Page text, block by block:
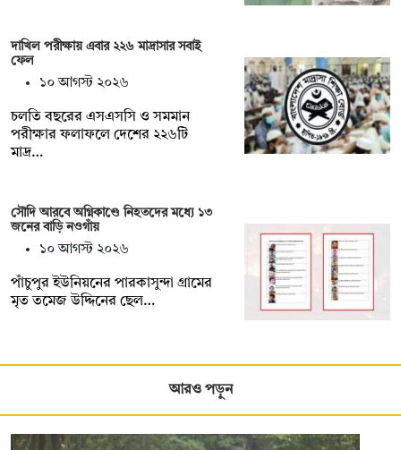
দাখিল পরীক্ষায় এবার ২২৬ মাদ্রাসার সবাই
ফেল
১০ আগস্ট ২০২৬
চলতি বছরের এসএসসি ও সমমান
পরীক্ষার ফলাফলে দেশের ২২৬টি
মাদ্র…
সৌদি আরবে অগ্নিকাণ্ডে নিহতদের মধ্যে ১৩
জনের বাড়ি নওগাঁয়
১০ আগস্ট ২০২৬
পাঁচুপুর ইউনিয়নের পারকাসুন্দা গ্রামের
মৃত তমেজ উদ্দিনের ছেল…
আরও পড়ুন